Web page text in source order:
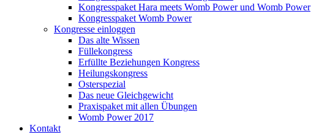
Kongresspaket Hara meets Womb Power und Womb Power
Kongresspaket Womb Power
Kongresse einloggen
Das alte Wissen
Füllekongress
Erfüllte Beziehungen Kongress
Heilungskongress
Osterspezial
Das neue Gleichgewicht
Praxispaket mit allen Übungen
Womb Power 2017
Kontakt